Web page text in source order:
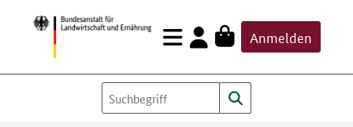
Zum
Inhalt
springen
Anmelden